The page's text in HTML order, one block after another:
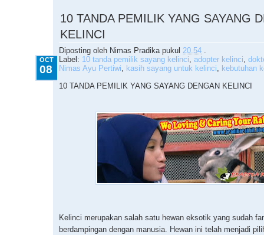
10 TANDA PEMILIK YANG SAYANG
KELINCI
Diposting oleh Nimas Pradika pukul 20.54 .
OCT
08
Label: 10 tanda pemilik sayang kelinci, adopter kelinci,
Nimas Ayu Pertiwi, kasih sayang untuk kelinci, kebutuhan
10 TANDA PEMILIK YANG SAYANG DENGAN KELINCI
Kelinci merupakan salah satu hewan eksotik yang sudah
berdampingan dengan manusia. Hewan ini telah menjadi